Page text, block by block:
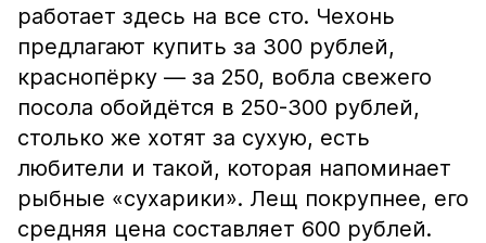
работает здесь на все сто. Чехонь
предлагают купить за 300 рублей,
краснопёрку — за 250, вобла свежего
посола обойдётся в 250-300 рублей,
столько же хотят за сухую, есть
любители и такой, которая напоминает
рыбные «сухарики». Лещ покрупнее, его
средняя цена составляет 600 рублей.